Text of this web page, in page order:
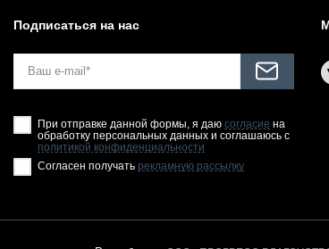
Подписаться на нас
При отправке данной формы, я даю согласие на
обработку персональных данных и соглашаюсь с
политикой конфиденциальности
Согласен получать рекламную рассылку